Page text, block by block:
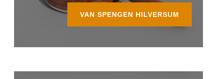
VAN SPENGEN HILVERSUM